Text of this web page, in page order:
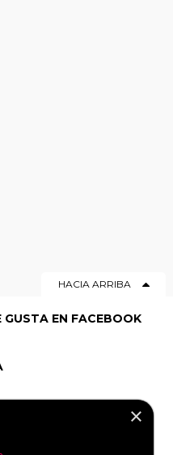
HACIA ARRIBA
GUSTA EN FACEBOOK
×